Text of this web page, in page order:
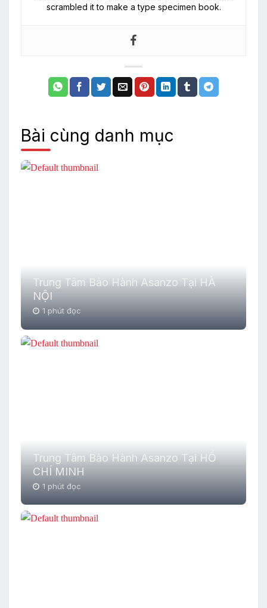
scrambled it to make a type specimen book.
Bài cùng danh mục
Trung Tâm Bảo Hành Asanzo Tại HÀ
NỘI
1 phút đọc
Trung Tâm Bảo Hành Asanzo Tại HỒ
CHÍ MINH
1 phút đọc